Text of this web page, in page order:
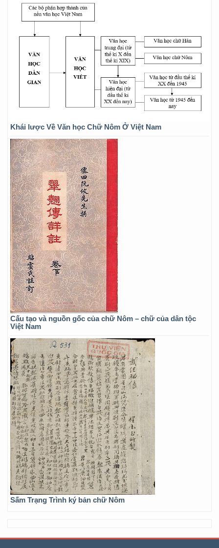
Khái lược Về Văn học Chữ Nôm Ở Việt Nam
Cấu tạo và nguồn gốc của chữ Nôm – chữ của dân tộc
Việt Nam
Sấm Trạng Trình ký bản chữ Nôm